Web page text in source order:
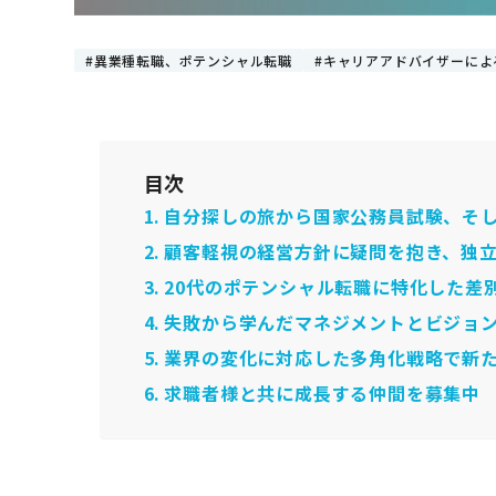
異業種転職、ポテンシャル転職 キャリアアドバイザーに
目次
自分探しの旅から国家公務員試験、そ
顧客軽視の経営方針に疑問を抱き、独
20代のポテンシャル転職に特化した差
失敗から学んだマネジメントとビジョ
業界の変化に対応した多角化戦略で新
求職者様と共に成長する仲間を募集中